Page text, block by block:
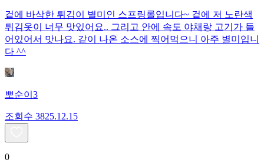
겉에 바삭한 튀김이 별미인 스프링롤입니다~ 겉에 저 노란색
튀김옷이 너무 맛있어요.. 그리고 안에 속도 야채랑 고기가 들
어있어서 맛나요. 같이 나온 소스에 찍어먹으니 아주 별미입니
다 ^^
뽀순이3
조회수 3825.12.15
0